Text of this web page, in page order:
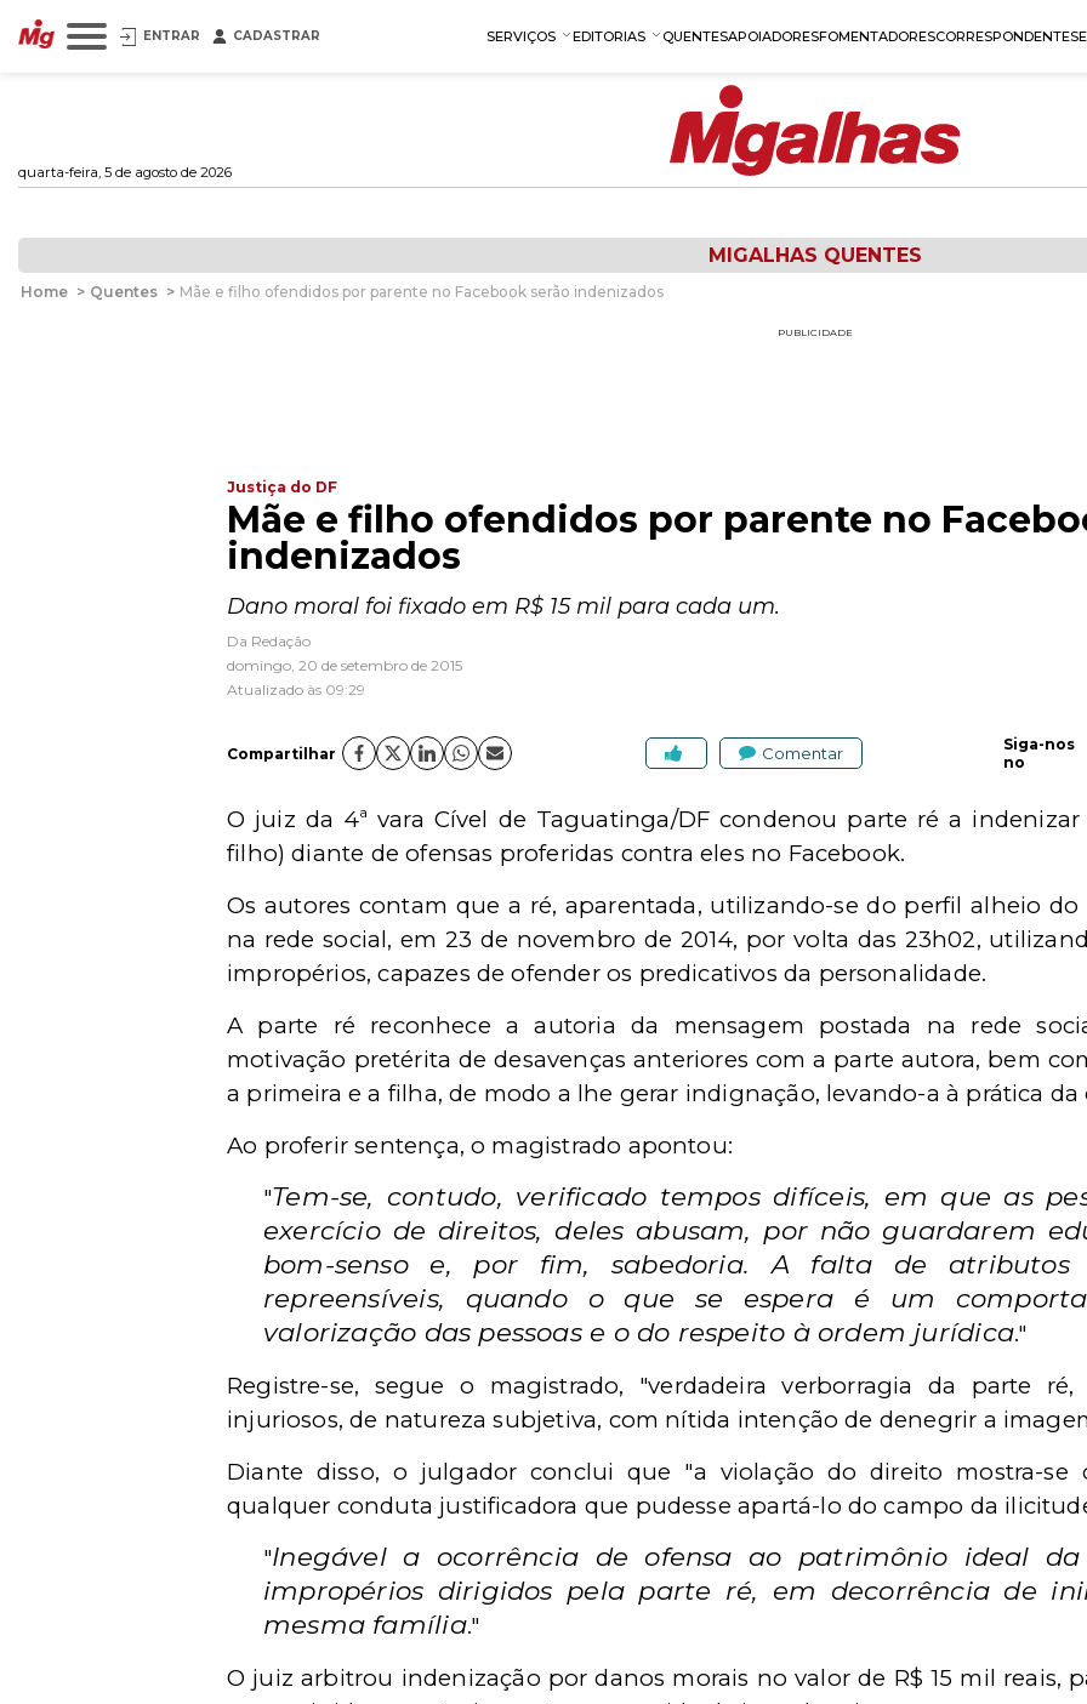
ENTRAR CADASTRAR SERVIÇOS EDITORIAS QUENTESAPOIADORESFOMENTADORESCORRESPONDENTES
quarta-feira, 5 de agosto de 2026
MIGALHAS QUENTES
Home > Quentes > Mãe e filho ofendidos por parente no Facebook serão indenizados
PUBLICIDADE
Justiça do DF
Mãe e filho ofendidos por parente no
indenizados
Dano moral foi fixado em R$ 15 mil para cada um.
Da Redação
domingo, 20 de setembro de 2015
Atualizado às 09:29
Compartilhar Comentar
Siga-nos
no
O juiz da 4ª vara Cível de Taguatinga/DF condenou parte ré a
filho) diante de ofensas proferidas contra eles no Facebook.
Os autores contam que a ré, aparentada, utilizando-se do perfil alheio
na rede social, em 23 de novembro de 2014, por volta das 23h02,
impropérios, capazes de ofender os predicativos da personalidade.
A parte ré reconhece a autoria da mensagem postada na rede
motivação pretérita de desavenças anteriores com a parte autora, bem
a primeira e a filha, de modo a lhe gerar indignação, levando-a à prática
Ao proferir sentença, o magistrado apontou:
"Tem-se, contudo, verificado tempos difíceis, em que as
exercício de direitos, deles abusam, por não guardarem
bom-senso e, por fim, sabedoria. A falta de atributos
repreensíveis, quando o que se espera é um
valorização das pessoas e o do respeito à ordem jurídica."
Registre-se, segue o magistrado, "verdadeira verborragia da parte
injuriosos, de natureza subjetiva, com nítida intenção de denegrir a
Diante disso, o julgador conclui que "a violação do direito mostra-se
qualquer conduta justificadora que pudesse apartá-lo do campo da
"Inegável a ocorrência de ofensa ao patrimônio ideal
impropérios dirigidos pela parte ré, em decorrência de
mesma família."
O juiz arbitrou indenização por danos morais no valor de R$ 15 mil reais,